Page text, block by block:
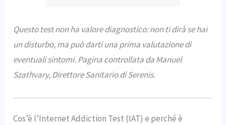
Questo test non ha valore diagnostico: non ti dirà se hai
un disturbo, ma può darti una prima valutazione di
eventuali sintomi. Pagina controllata da Manuel
Szathvary, Direttore Sanitario di Serenis.
Cos’è l’Internet Addiction Test (IAT) e perché è